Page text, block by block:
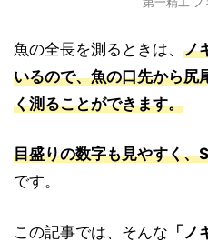
魚の全長を測るときは、 ノ
いるので、魚の口先から尻
く測ることができます。
目盛りの数字も見やすく、
です。
この記事では、そんな 「ノ